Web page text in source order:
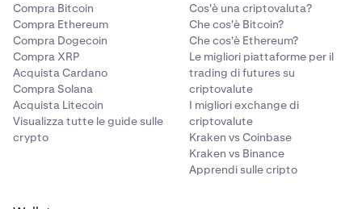
Compra Bitcoin
Compra Ethereum
Compra Dogecoin
Compra XRP
Acquista Cardano
Compra Solana
Acquista Litecoin
Visualizza tutte le guide sulle
crypto
Cos'è una criptovaluta?
Che cos'è Bitcoin?
Che cos'è Ethereum?
Le migliori piattaforme per il
trading di futures su
criptovalute
I migliori exchange di
criptovalute
Kraken vs Coinbase
Kraken vs Binance
Apprendi sulle cripto